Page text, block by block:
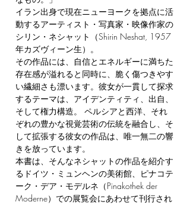
イラン出身で現在ニューヨークを拠点に活
動するアーティスト・写真家・映像作家の
シリン・ネシャット（Shirin Neshat, 1957
年カズヴィーン生）。
その作品には、自信とエネルギーに満ちた
存在感が溢れると同時に、脆く傷つきやす
い繊細さも漂います。彼女が一貫して探求
するテーマは、アイデンティティ、出自、
そして権力構造。 ペルシアと西洋、それ
ぞれの豊かな視覚芸術の伝統を融合し、そ
して拡張する彼女の作品は、唯一無二の響
きを放っています。
本書は、そんなネシャットの作品を紹介す
るドイツ・ミュンヘンの美術館、ピナコテ
ーク・デア・モデルネ（Pinakothek der
Moderne）での展覧会にあわせて刊行され